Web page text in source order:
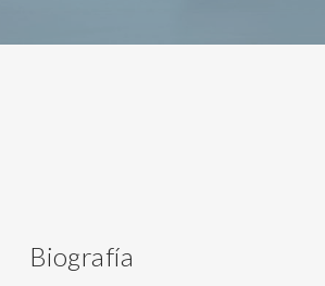
Biografía